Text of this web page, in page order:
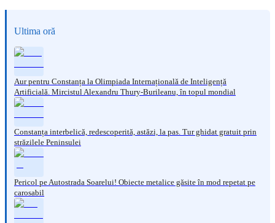
Ultima oră
Aur pentru Constanța la Olimpiada Internațională de Inteligență
Artificială. Mircistul Alexandru Thury-Burileanu, în topul mondial
Constanța interbelică, redescoperită, astăzi, la pas. Tur ghidat gratuit prin
străzilele Peninsulei
Pericol pe Autostrada Soarelui! Obiecte metalice găsite în mod repetat pe
carosabil